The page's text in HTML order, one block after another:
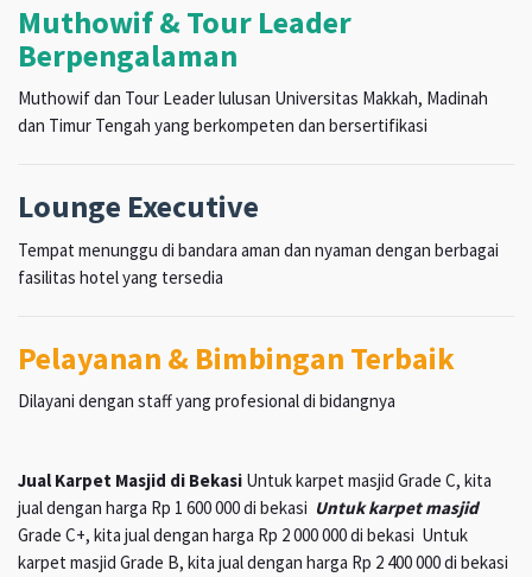
Muthowif & Tour Leader
Berpengalaman
Muthowif dan Tour Leader lulusan Universitas Makkah, Madinah
dan Timur Tengah yang berkompeten dan bersertifikasi
Lounge Executive
Tempat menunggu di bandara aman dan nyaman dengan berbagai
fasilitas hotel yang tersedia
Pelayanan & Bimbingan Terbaik
Dilayani dengan staff yang profesional di bidangnya
Jual Karpet Masjid di Bekasi Untuk karpet masjid Grade C, kita
jual dengan harga Rp 1 600 000 di bekasi Untuk karpet masjid
Grade C+, kita jual dengan harga Rp 2 000 000 di bekasi Untuk
karpet masjid Grade B, kita jual dengan harga Rp 2 400 000 di bekasi